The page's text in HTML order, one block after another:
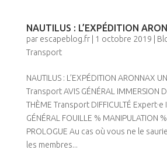
NAUTILUS : L’EXPÉDITION
par escapeblog.fr| 1 octobre 2019
Transport
NAUTILUS : L’EXPÉDITION ARONNAX
Transport AVIS GÉNÉRAL IMMERSION
THÈME Transport DIFFICULTÉ Expert·e
GÉNÉRAL FOUILLE % MANIPULATION
PROLOGUE Au cas où vous ne le
les membres...